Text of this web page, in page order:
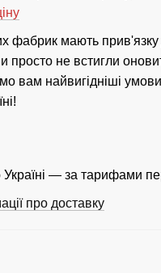
фабрик мають прив'язку
не встигли
вам найвигідніші
— за тарифами
про доставку